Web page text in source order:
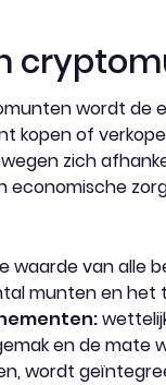
wordt de
kopen of
zich
economische
waarde van alle
munten en het
en de mate
wordt